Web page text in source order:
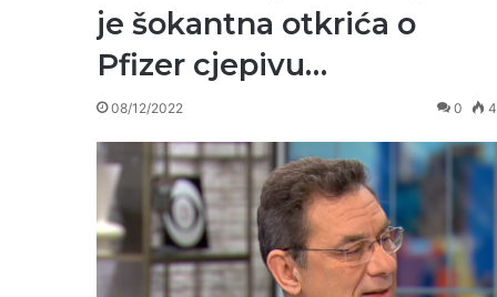
je šokantna otkrića o
Pfizer cjepivu…
08/12/2022 0